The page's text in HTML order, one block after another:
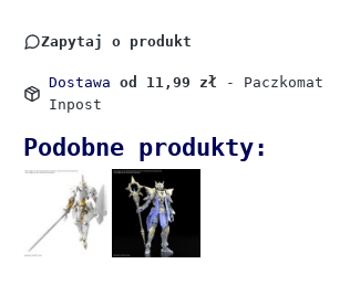
Zapytaj o produkt
Dostawaod 11,99 zł
- Paczkomat
Inpost
Podobne produkty: